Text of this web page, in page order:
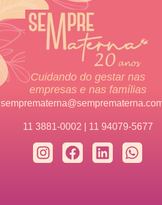
Cuidando do gestar nas
empresas e nas famílias
11 3881-0002 | 11 94079-5677